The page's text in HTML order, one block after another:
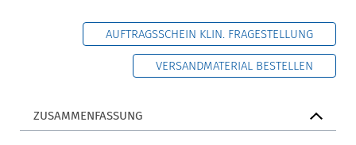
AUFTRAGSSCHEIN KLIN. FRAGESTELLUNG
VERSANDMATERIAL BESTELLEN
ZUSAMMENFASSUNG